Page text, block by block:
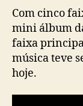
Com cinco
mini álbum
faixa
música teve
hoje.